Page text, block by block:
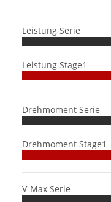
Leistung Serie
Leistung Stage1
Drehmoment Serie
Drehmoment Stage1
V-Max Serie